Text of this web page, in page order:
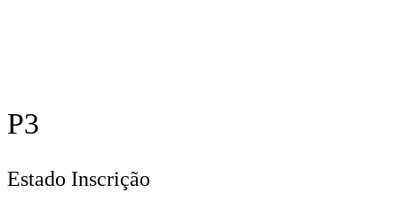
P3
Estado Inscrição